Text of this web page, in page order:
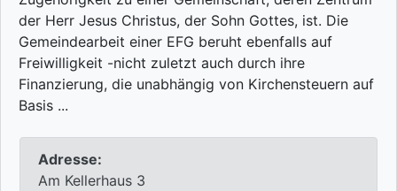
der Herr Jesus Christus, der Sohn Gottes, ist. Die
Gemeindearbeit einer EFG beruht ebenfalls auf
Freiwilligkeit -nicht zuletzt auch durch ihre
Finanzierung, die unabhängig von Kirchensteuern auf
Basis ...
Adresse:
Am Kellerhaus 3